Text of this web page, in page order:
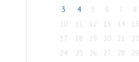
3
4 5 6 7 8
10
11 12 13 14 15
17
18 19 20 21 22
24
25 26 27 28 29